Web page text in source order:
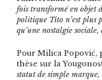
fois trans­for­mé en objet
poli­tique Tito n’est plus
qu’une nos­tal­gie
Pour Mil­i­ca Popović,
thèse sur la
statut de sim­ple